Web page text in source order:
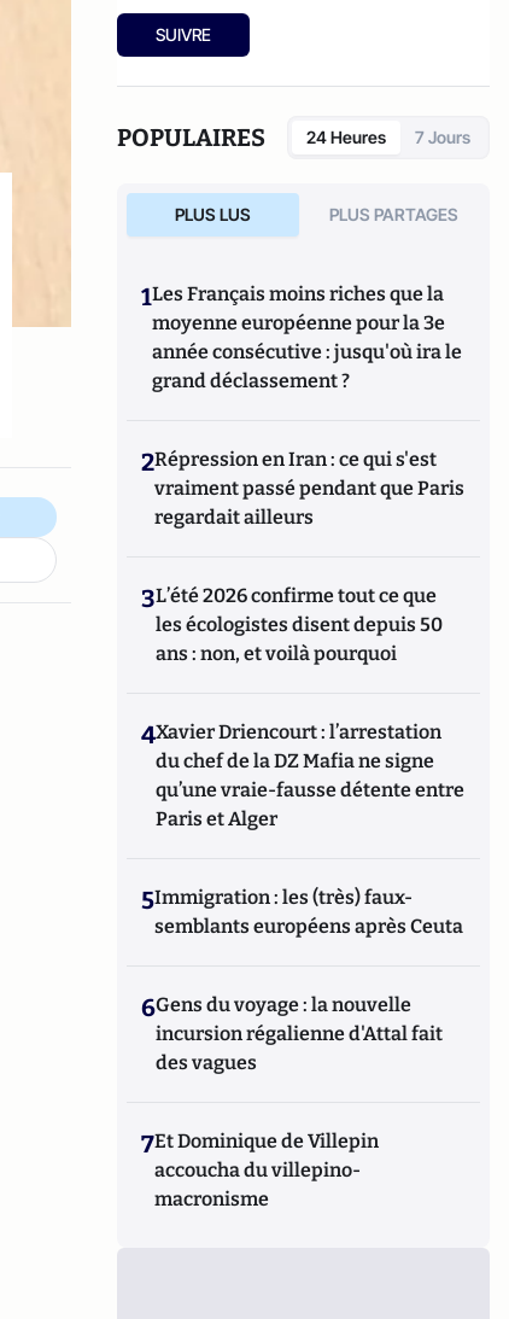
SUIVRE
POPULAIRES 24 Heures 7 Jours
PLUS LUS PLUS PARTAGES
1Les Français moins riches que la
moyenne européenne pour la 3e
année consécutive : jusqu'où ira le
grand déclassement ?
2Répression en Iran : ce qui s'est
vraiment passé pendant que Paris
regardait ailleurs
3L’été 2026 confirme tout ce que
les écologistes disent depuis 50
ans : non, et voilà pourquoi
4Xavier Driencourt : l’arrestation
du chef de la DZ Mafia ne signe
qu’une vraie-fausse détente entre
Paris et Alger
5Immigration : les (très) faux-
semblants européens après Ceuta
6Gens du voyage : la nouvelle
incursion régalienne d'Attal fait
des vagues
7Et Dominique de Villepin
accoucha du villepino-
macronisme